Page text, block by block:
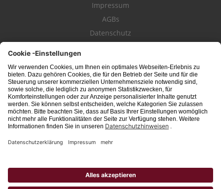
Impressum
AGBs
Datenschutz
schwäbischeJOBS - die Stellenbörse für die RegionBodensee, Schwaben,
Ostalbund Allgäu. Alle Jobs im Süden!
Auszubildende, Berufseinsteiger, Fachkräfte und Führungskräfte! Aktuelle
Zeitung, Aalener Nachrichten, Lindauer Zeitung, Gränzbote, Heuberger Bote
Südfinder(ehem. Südjob / jobsüd).